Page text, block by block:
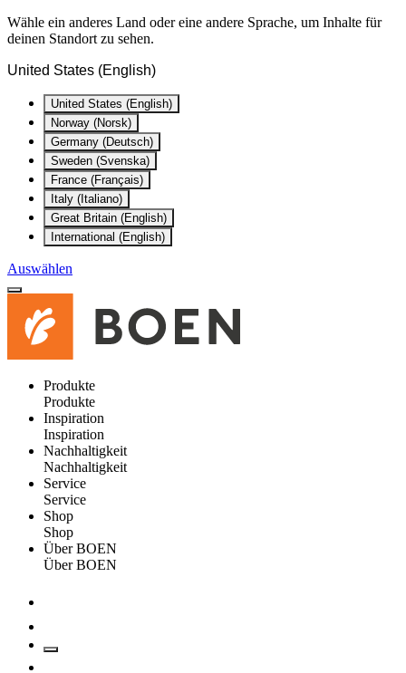
Wähle ein anderes Land oder eine andere Sprache, um Inhalte für
deinen Standort zu sehen.
United States (English)
United States (English)
Norway (Norsk)
Germany (Deutsch)
Sweden (Svenska)
France (Français)
Italy (Italiano)
Great Britain (English)
International (English)
Auswählen
Produkte
Produkte
Inspiration
Inspiration
Nachhaltigkeit
Nachhaltigkeit
Service
Service
Shop
Shop
Über BOEN
Über BOEN